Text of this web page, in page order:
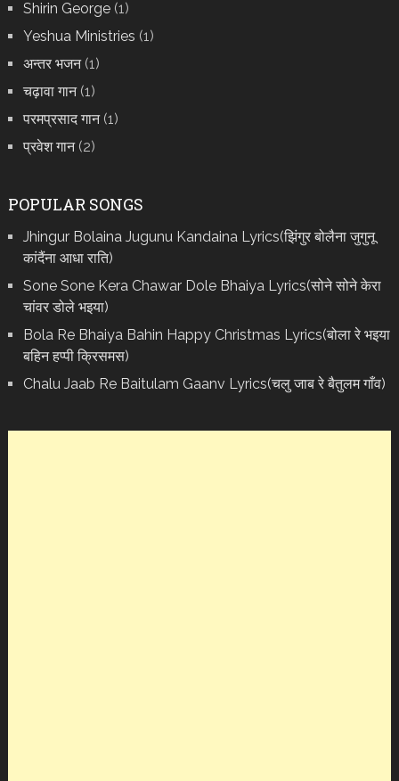
Shirin George(1)
Yeshua Ministries (1)
अन्तर भजन(1)
चढ़ावा गान(1)
परमप्रसाद गान(1)
प्रवेश गान(2)
POPULAR SONGS
Jhingur Bolaina Jugunu Kandaina Lyrics(झिंगुर बोलैना जुगुनू
कांदैंना आधा राति)
Sone Sone Kera Chawar Dole Bhaiya Lyrics(सोने सोने केरा
चांवर डोले भइया)
Bola Re Bh‌aiya Bahin Happy Christmas Lyrics(बोला रे भ‌इया
बहिन हप्पी क्रिसमस)
Chalu Jaab Re Baitulam Gaanv Lyrics(चलु जाब रे बैतुलम गाँव)